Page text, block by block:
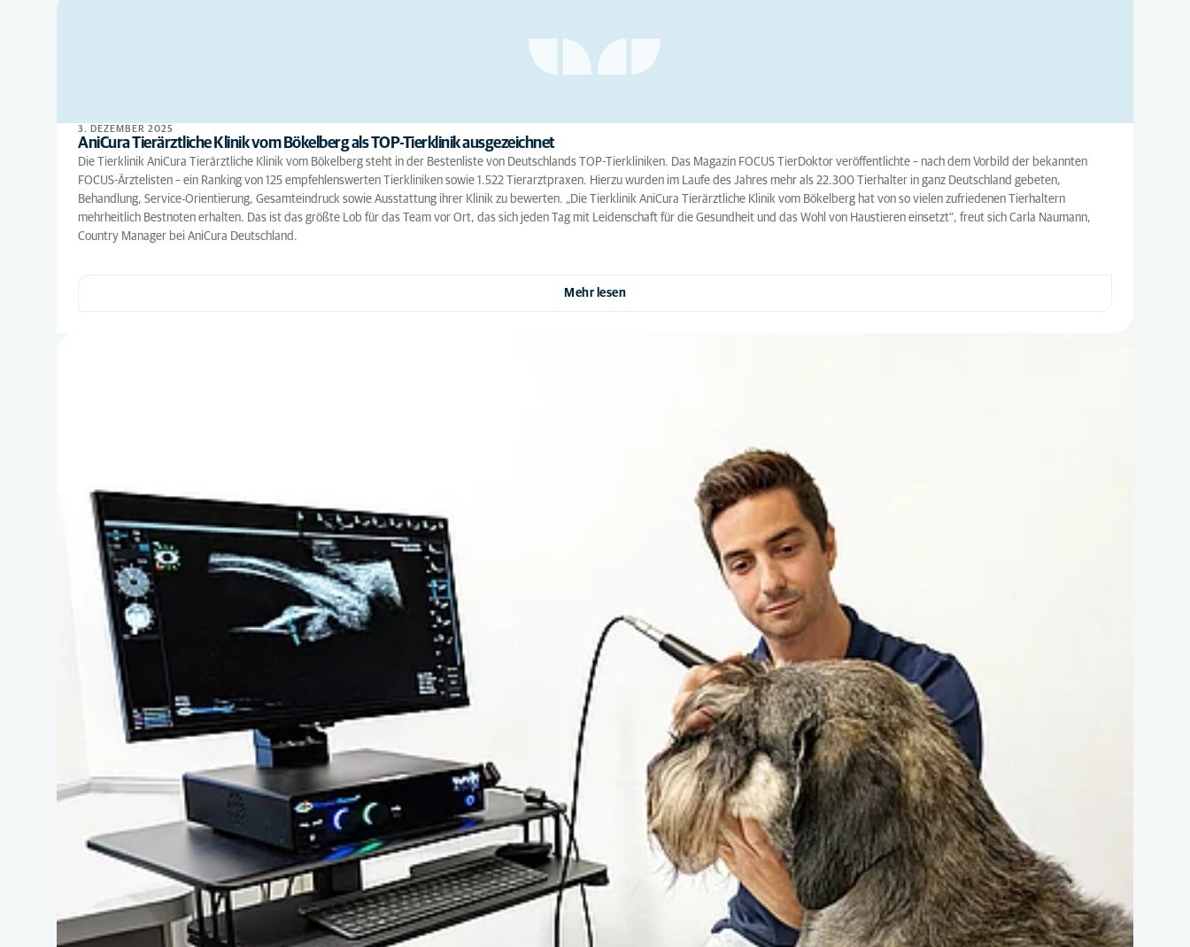
3. DEZEMBER 2025
AniCura Tierärztliche Klinik vom Bökelberg als TOP-Tierklinik ausgezeichnet
Die Tierklinik AniCura Tierärztliche Klinik vom Bökelberg steht in der Bestenliste von Deutschlands TOP-Tierkliniken. Das Magazin FOCUS TierDoktor veröffentlichte – nach dem Vorbild der bekannten
FOCUS-Ärztelisten – ein Ranking von 125 empfehlenswerten Tierkliniken sowie 1.522 Tierarztpraxen. Hierzu wurden im Laufe des Jahres mehr als 22.300 Tierhalter in ganz Deutschland gebeten,
Behandlung, Service-Orientierung, Gesamteindruck sowie Ausstattung ihrer Klinik zu bewerten. „Die Tierklinik AniCura Tierärztliche Klinik vom Bökelberg hat von so vielen zufriedenen Tierhaltern
mehrheitlich Bestnoten erhalten. Das ist das größte Lob für das Team vor Ort, das sich jeden Tag mit Leidenschaft für die Gesundheit und das Wohl von Haustieren einsetzt“, freut sich Carla Naumann,
Country Manager bei AniCura Deutschland.
Mehr lesen